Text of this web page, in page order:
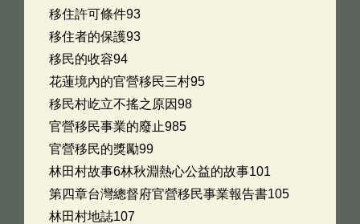
移住許可條件93
移住者的保護93
移民的收容94
花蓮境內的官營移民三村95
移民村屹立不搖之原因98
官營移民事業的廢止985
官營移民的獎勵99
林田村故事6林秋淵熱心公益的故事101
第四章台灣總督府官營移民事業報告書105
林田村地誌107